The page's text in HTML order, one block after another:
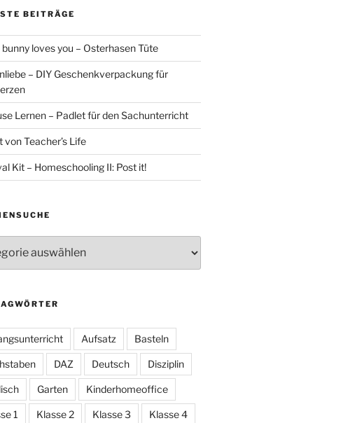
BEITRÄGE
loves you – Osterhasen Tüte
– DIY Geschenkverpackung für
Lernen – Padlet für den Sachunterricht
von Teacher’s Life
Kit – Homeschooling II: Post it!
Aufsatz Basteln
DAZ Deutsch Disziplin
Garten Kinderhomeoffice
1 Klasse 2 Klasse 3 Klasse 4